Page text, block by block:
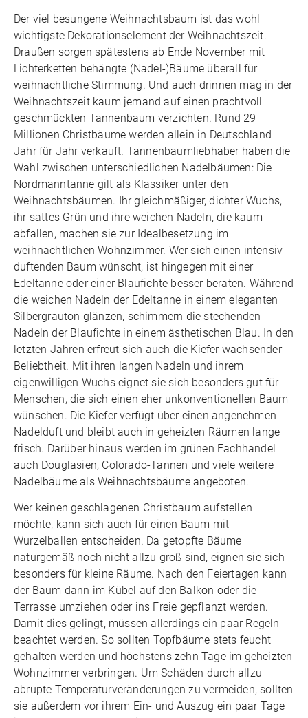
Der viel besungene Weihnachtsbaum ist das wohl
wichtigste Dekorationselement der Weihnachtszeit.
Draußen sorgen spätestens ab Ende November mit
Lichterketten behängte (Nadel-)Bäume überall für
weihnachtliche Stimmung. Und auch drinnen mag in der
Weihnachtszeit kaum jemand auf einen prachtvoll
geschmückten Tannenbaum verzichten. Rund 29
Millionen Christbäume werden allein in Deutschland
Jahr für Jahr verkauft. Tannenbaumliebhaber haben die
Wahl zwischen unterschiedlichen Nadelbäumen: Die
Nordmanntanne gilt als Klassiker unter den
Weihnachtsbäumen. Ihr gleichmäßiger, dichter Wuchs,
ihr sattes Grün und ihre weichen Nadeln, die kaum
abfallen, machen sie zur Idealbesetzung im
weihnachtlichen Wohnzimmer. Wer sich einen intensiv
duftenden Baum wünscht, ist hingegen mit einer
Edeltanne oder einer Blaufichte besser beraten. Während
die weichen Nadeln der Edeltanne in einem eleganten
Silbergrauton glänzen, schimmern die stechenden
Nadeln der Blaufichte in einem ästhetischen Blau. In den
letzten Jahren erfreut sich auch die Kiefer wachsender
Beliebtheit. Mit ihren langen Nadeln und ihrem
eigenwilligen Wuchs eignet sie sich besonders gut für
Menschen, die sich einen eher unkonventionellen Baum
wünschen. Die Kiefer verfügt über einen angenehmen
Nadelduft und bleibt auch in geheizten Räumen lange
frisch. Darüber hinaus werden im grünen Fachhandel
auch Douglasien, Colorado-Tannen und viele weitere
Nadelbäume als Weihnachtsbäume angeboten.
Wer keinen geschlagenen Christbaum aufstellen
möchte, kann sich auch für einen Baum mit
Wurzelballen entscheiden. Da getopfte Bäume
naturgemäß noch nicht allzu groß sind, eignen sie sich
besonders für kleine Räume. Nach den Feiertagen kann
der Baum dann im Kübel auf den Balkon oder die
Terrasse umziehen oder ins Freie gepflanzt werden.
Damit dies gelingt, müssen allerdings ein paar Regeln
beachtet werden. So sollten Topfbäume stets feucht
gehalten werden und höchstens zehn Tage im geheizten
Wohnzimmer verbringen. Um Schäden durch allzu
abrupte Temperaturveränderungen zu vermeiden, sollten
sie außerdem vor ihrem Ein- und Auszug ein paar Tage